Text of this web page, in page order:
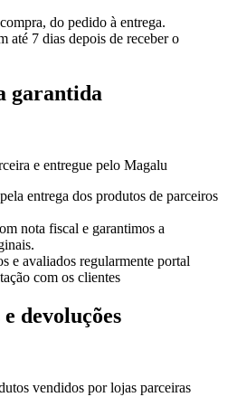
do pedido à entrega.
até 7 dias depois de receber o
garantida
e entregue pelo Magalu
entrega dos produtos de parceiros
nota fiscal e garantimos a
e avaliados regularmente portal
com os clientes
devoluções
vendidos por lojas parceiras